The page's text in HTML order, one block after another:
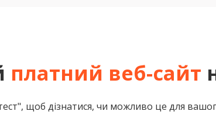
платний веб-сайт
щоб дізнатися, чи можливо це для